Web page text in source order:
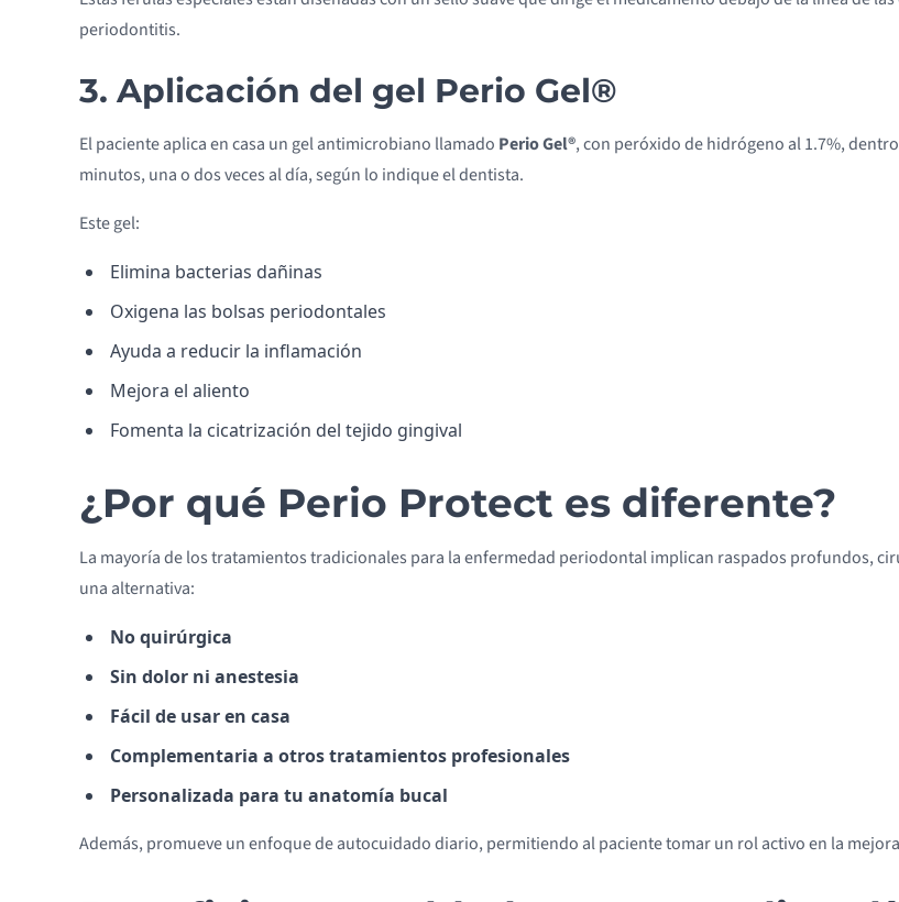
periodontitis.
3. Aplicación del gel Perio Gel®
El paciente aplica en casa un gel antimicrobiano llamado Perio Gel®, con peróxido de hidrógeno al 1.7%,
minutos, una o dos veces al día, según lo indique el dentista.
Este gel:
Elimina bacterias dañinas
Oxigena las bolsas periodontales
Ayuda a reducir la inflamación
Mejora el aliento
Fomenta la cicatrización del tejido gingival
¿Por qué Perio Protect es diferente?
La mayoría de los tratamientos tradicionales para la enfermedad periodontal implican raspados profundos,
una alternativa:
No quirúrgica
Sin dolor ni anestesia
Fácil de usar en casa
Complementaria a otros tratamientos profesionales
Personalizada para tu anatomía bucal
Además, promueve un enfoque de autocuidado diario, permitiendo al paciente tomar un rol activo en la